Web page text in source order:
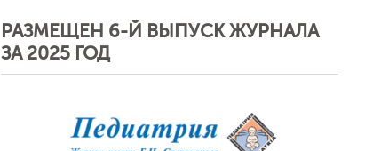
РАЗМЕЩЕН 6-Й ВЫПУСК ЖУРНАЛА
ЗА 2025 ГОД